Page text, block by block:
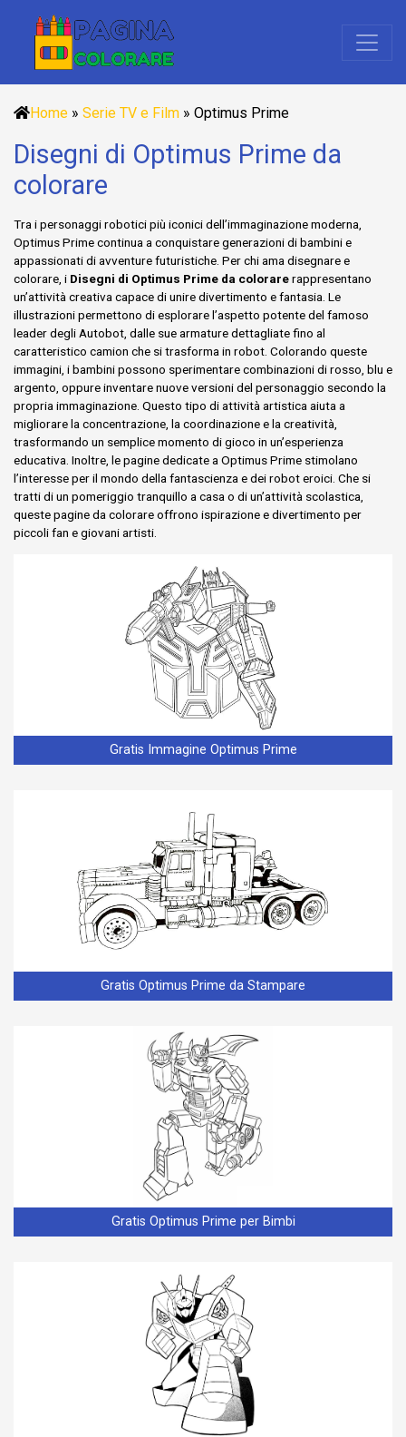
Home » Serie TV e Film » Optimus Prime
Disegni di Optimus Prime da
colorare
Tra i personaggi robotici più iconici dell’immaginazione moderna,
Optimus Prime continua a conquistare generazioni di bambini e
appassionati di avventure futuristiche. Per chi ama disegnare e
colorare, i Disegni di Optimus Prime da colorarerappresentano
un’attività creativa capace di unire divertimento e fantasia. Le
illustrazioni permettono di esplorare l’aspetto potente del famoso
leader degli Autobot, dalle sue armature dettagliate fino al
caratteristico camion che si trasforma in robot. Colorando queste
immagini, i bambini possono sperimentare combinazioni di rosso, blu e
argento, oppure inventare nuove versioni del personaggio secondo la
propria immaginazione. Questo tipo di attività artistica aiuta a
migliorare la concentrazione, la coordinazione e la creatività,
trasformando un semplice momento di gioco in un’esperienza
educativa. Inoltre, le pagine dedicate a Optimus Prime stimolano
l’interesse per il mondo della fantascienza e dei robot eroici. Che si
tratti di un pomeriggio tranquillo a casa o di un’attività scolastica,
queste pagine da colorare offrono ispirazione e divertimento per
piccoli fan e giovani artisti.
Gratis Immagine Optimus Prime
Gratis Optimus Prime da Stampare
Gratis Optimus Prime per Bimbi